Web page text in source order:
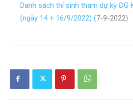
Danh sách thí sinh tham dự kỳ ĐG
(ngày 14 + 16/9/2022) (7-9-2022)